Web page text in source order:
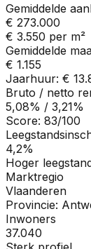
Gemiddelde
€ 273.000
€ 3.550 per m²
Gemiddelde
€ 1.155
Jaarhuur: €
Bruto / netto
5,08% / 3,21%
Score: 83/100
4,2%
Hoger
Marktregio
Vlaanderen
Provincie:
Inwoners
37.040